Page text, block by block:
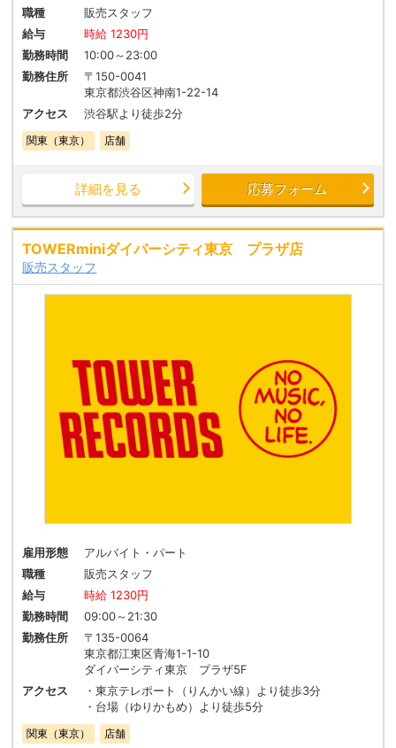
職種
販売スタッフ
給与
時給 1230円
勤務時間
10:00～23:00
勤務住所
〒150-0041
東京都渋谷区神南1-22-14
アクセス
渋谷駅より徒歩2分
関東（東京） 店舗
詳細を見る 応募フォーム
TOWERminiダイバーシティ東京 プラザ店
販売スタッフ
雇用形態
アルバイト・パート
職種
販売スタッフ
給与
時給 1230円
勤務時間
09:00～21:30
勤務住所
〒135-0064
東京都江東区青海1-1-10
ダイバーシティ東京 プラザ5F
アクセス
・東京テレポート（りんかい線）より徒歩3分
・台場（ゆりかもめ）より徒歩5分
関東（東京） 店舗